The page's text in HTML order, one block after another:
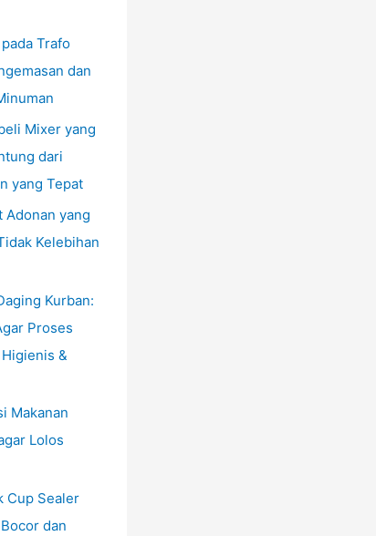
Trafo
dan
Mixer yang
dari
yang Tepat
Adonan yang
Kelebihan
Kurban:
Proses
&
Makanan
Lolos
Cup Sealer
dan